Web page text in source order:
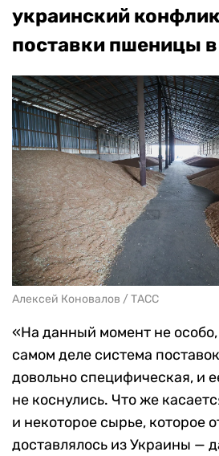
украинский
поставки пшеницы
Алексей Коновалов / ТАСС
«На данный момент не особо,
самом деле система
довольно специфическая, и
не коснулись. Что же
и некоторое сырье, которое
доставлялось из Украины —